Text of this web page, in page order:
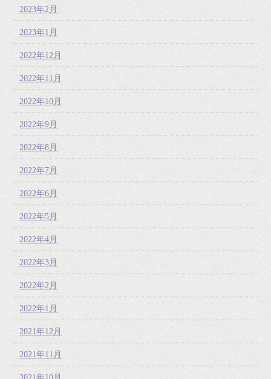
2023年2月
2023年1月
2022年12月
2022年11月
2022年10月
2022年9月
2022年8月
2022年7月
2022年6月
2022年5月
2022年4月
2022年3月
2022年2月
2022年1月
2021年12月
2021年11月